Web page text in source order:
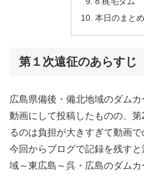
本日のまとめ
第１次遠征のあらすじ
広島県備後・備北地域のダム
動画にして投稿したものの、
るのは負担が大きすぎて動画で
今回からブログで記録を残す
域～東広島～呉・広島のダムカ